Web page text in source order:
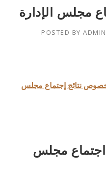
مجلس الإدارة
POSTED BY ADMIN
نتائج إجتماع مجلس
مجلس